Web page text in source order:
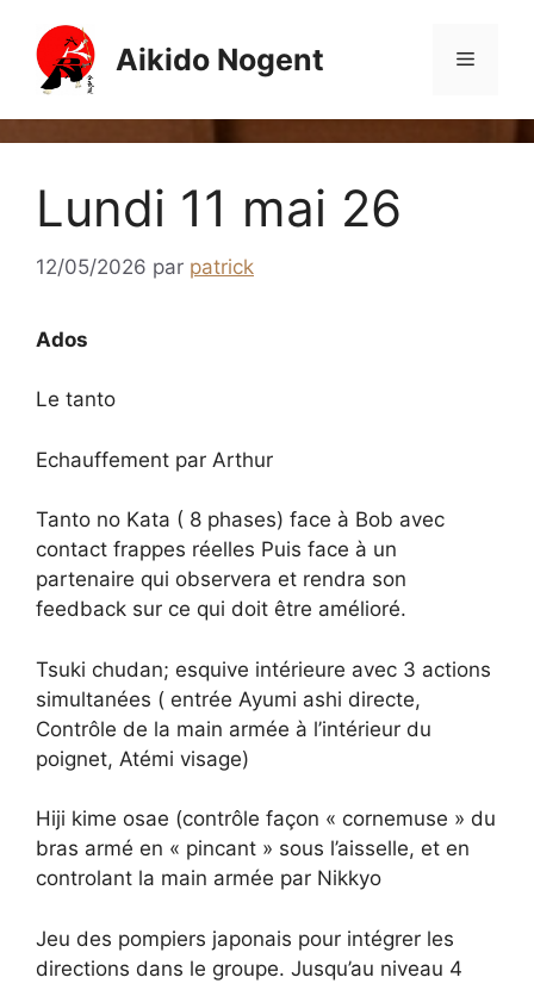
contenu
Aikido Nogent Menu
Lundi 11 mai 26
12/05/2026 par patrick
Ados
Le tanto
Echauffement par Arthur
Tanto no Kata ( 8 phases) face à Bob avec
contact frappes réelles Puis face à un
partenaire qui observera et rendra son
feedback sur ce qui doit être amélioré.
Tsuki chudan; esquive intérieure avec 3 actions
simultanées ( entrée Ayumi ashi directe,
Contrôle de la main armée à l’intérieur du
poignet, Atémi visage)
Hiji kime osae (contrôle façon « cornemuse » du
bras armé en « pincant » sous l’aisselle, et en
controlant la main armée par Nikkyo
Jeu des pompiers japonais pour intégrer les
directions dans le groupe. Jusqu’au niveau 4